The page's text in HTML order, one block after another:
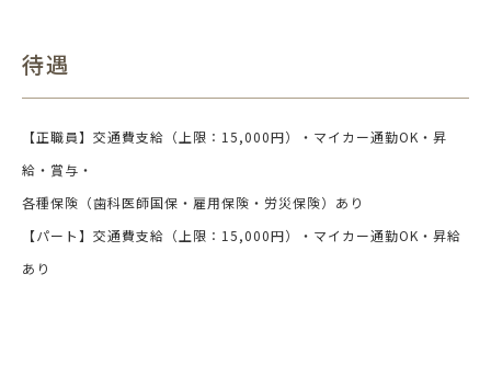
待遇
【正職員】交通費支給（上限： 15,000円）・マイカー通勤OK ・昇
給・賞与・
各種保険（歯科医師国保・雇用保険・労災保険）あり
【パート】交通費支給（上限： 15,000円）・マイカー通勤OK ・昇給
あり